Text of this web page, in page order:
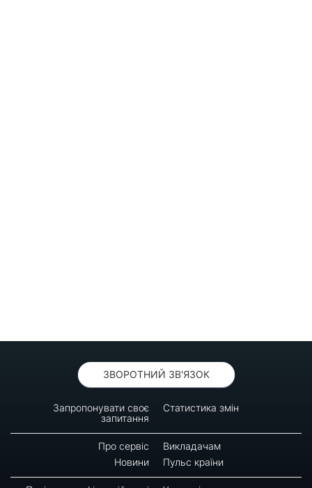
ЗВОРОТНИЙ ЗВ'ЯЗОК
Запропонувати своє
запитання
Статистика змін
Про сервіс
Викладачам
Новини
Пульс країни